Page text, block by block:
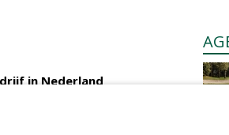
in Nederland